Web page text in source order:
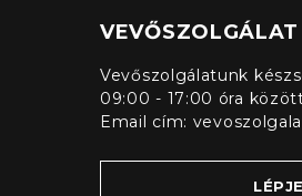
VEVŐSZOLGÁLAT
Vevőszolgálatunk
09:00 - 17:00 óra
Email cím: